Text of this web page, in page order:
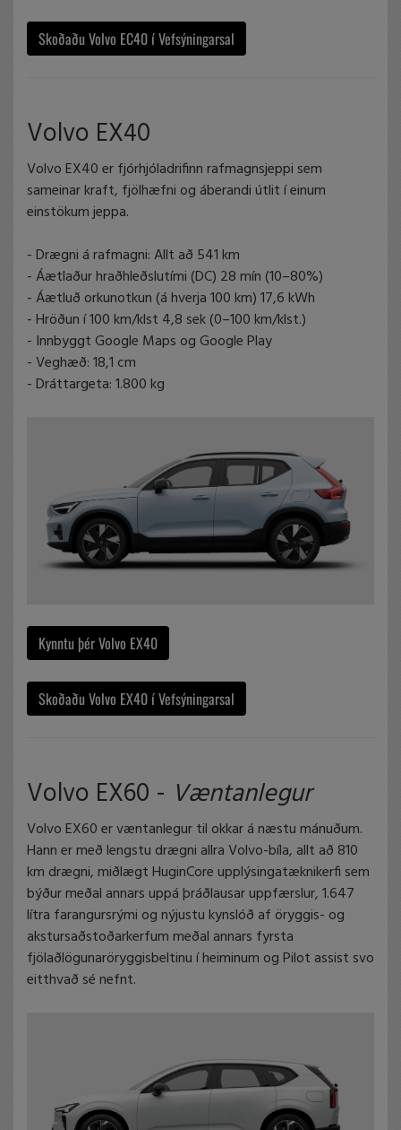
Skoðaðu Volvo EC40 í Vefsýningarsal
Volvo EX40
Volvo EX40 er fjórhjóladrifinn rafmagnsjeppi sem
sameinar kraft, fjölhæfni og áberandi útlit í einum
einstökum jeppa.
- Drægni á rafmagni: Allt að 541 km
- Áætlaður hraðhleðslutími (DC) 28 mín (10–80%)
- Áætluð orkunotkun (á hverja 100 km) 17,6 kWh
- Hröðun í 100 km/klst 4,8 sek (0–100 km/klst.)
- Innbyggt Google Maps og Google Play
- Veghæð: 18,1 cm
- Dráttargeta: 1.800 kg
Kynntu þér Volvo EX40
Skoðaðu Volvo EX40 í Vefsýningarsal
Volvo EX60 - Væntanlegur
Volvo EX60 er væntanlegur til okkar á næstu mánuðum.
Hann er með lengstu drægni allra Volvo-bíla, allt að 810
km drægni, miðlægt HuginCore upplýsingatæknikerfi sem
býður meðal annars uppá þráðlausar uppfærslur, 1.647
lítra farangursrými og nýjustu kynslóð af öryggis- og
akstursaðstoðarkerfum meðal annars fyrsta
fjölaðlögunaröryggisbeltinu í heiminum og Pilot assist svo
eitthvað sé nefnt.